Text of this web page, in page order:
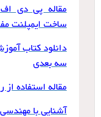
مقاله پی دی
ساخت ایمپلنت
دانلود کتاب
سه بعدی
مقاله استفاده
آشنایی با